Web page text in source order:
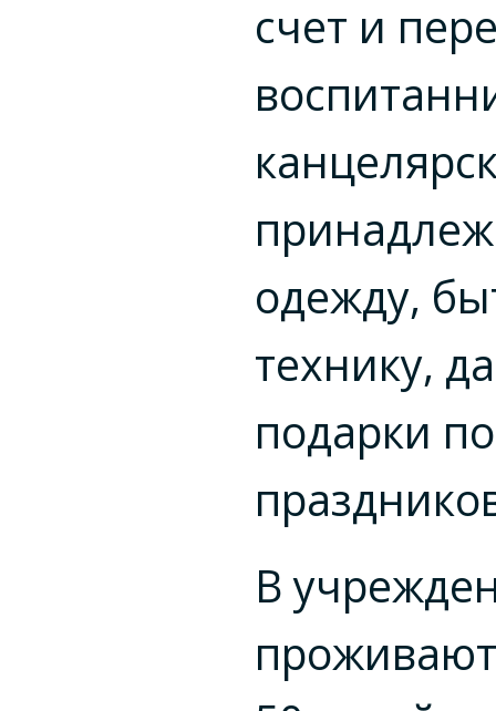
счет и
одежду,
технику,
подарки
В